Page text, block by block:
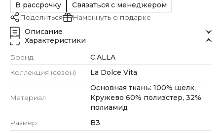
В рассрочку
Связаться с менеджером
Поделиться
Намекнуть о подарке
Описание
Характеристики
Бренд
C.ALLA
Коллекция (сезон)
La Dolce Vita
Материал
Основная ткань: 100% шелк;
Кружево 60% полиэстер, 32%
полиамид
Размер
B3